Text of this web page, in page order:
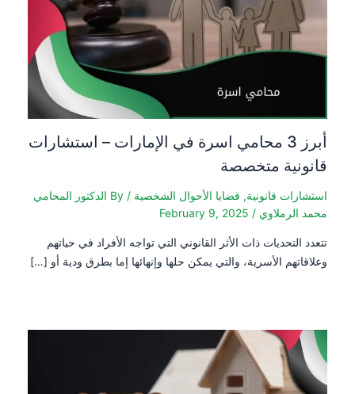
أبرز 3 محامي اسرة في الإمارات – استشارات
قانونية متخصصة
استشارات قانونية, قضايا الأحوال الشخصية / By
الدكتور المحامي
محمد الرملاوي /
February 9, 2025
تتعدد التحديات ذات الأثر القانوني التي تواجه الأفراد في حياتهم
وعلاقاتهم الأسرية، والتي يمكن حلها وإنهائها إما بطرق ودية أو […]